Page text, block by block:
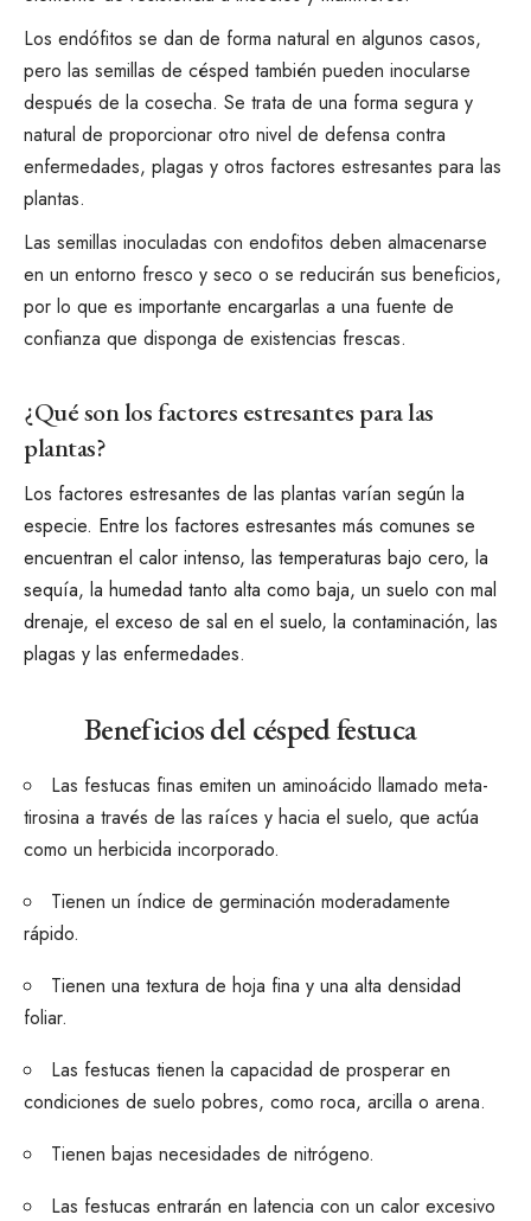
Los endófitos se dan de forma natural en algunos casos,
pero las semillas de césped también pueden inocularse
después de la cosecha. Se trata de una forma segura y
natural de proporcionar otro nivel de defensa contra
enfermedades, plagas y otros factores estresantes para las
plantas.
Las semillas inoculadas con endofitos deben almacenarse
en un entorno fresco y seco o se reducirán sus beneficios,
por lo que es importante encargarlas a una fuente de
confianza que disponga de existencias frescas.
¿Qué son los factores estresantes para las
plantas?
Los factores estresantes de las plantas varían según la
especie. Entre los factores estresantes más comunes se
encuentran el calor intenso, las temperaturas bajo cero, la
sequía, la humedad tanto alta como baja, un suelo con mal
drenaje, el exceso de sal en el suelo, la contaminación, las
plagas y las enfermedades.
Beneficios del césped festuca
Las festucas finas emiten un aminoácido llamado meta-
tirosina a través de las raíces y hacia el suelo, que actúa
como un herbicida incorporado.
Tienen un índice de germinación moderadamente
rápido.
Tienen una textura de hoja fina y una alta densidad
foliar.
Las festucas tienen la capacidad de prosperar en
condiciones de suelo pobres, como roca, arcilla o arena.
Tienen bajas necesidades de nitrógeno.
Las festucas entrarán en latencia con un calor excesivo